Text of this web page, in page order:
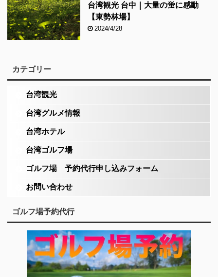
台湾観光 台中｜大量の蛍に感動
【東勢林場】
2024/4/28
カテゴリー
台湾観光
台湾グルメ情報
台湾ホテル
台湾ゴルフ場
ゴルフ場 予約代行申し込みフォーム
お問い合わせ
ゴルフ場予約代行